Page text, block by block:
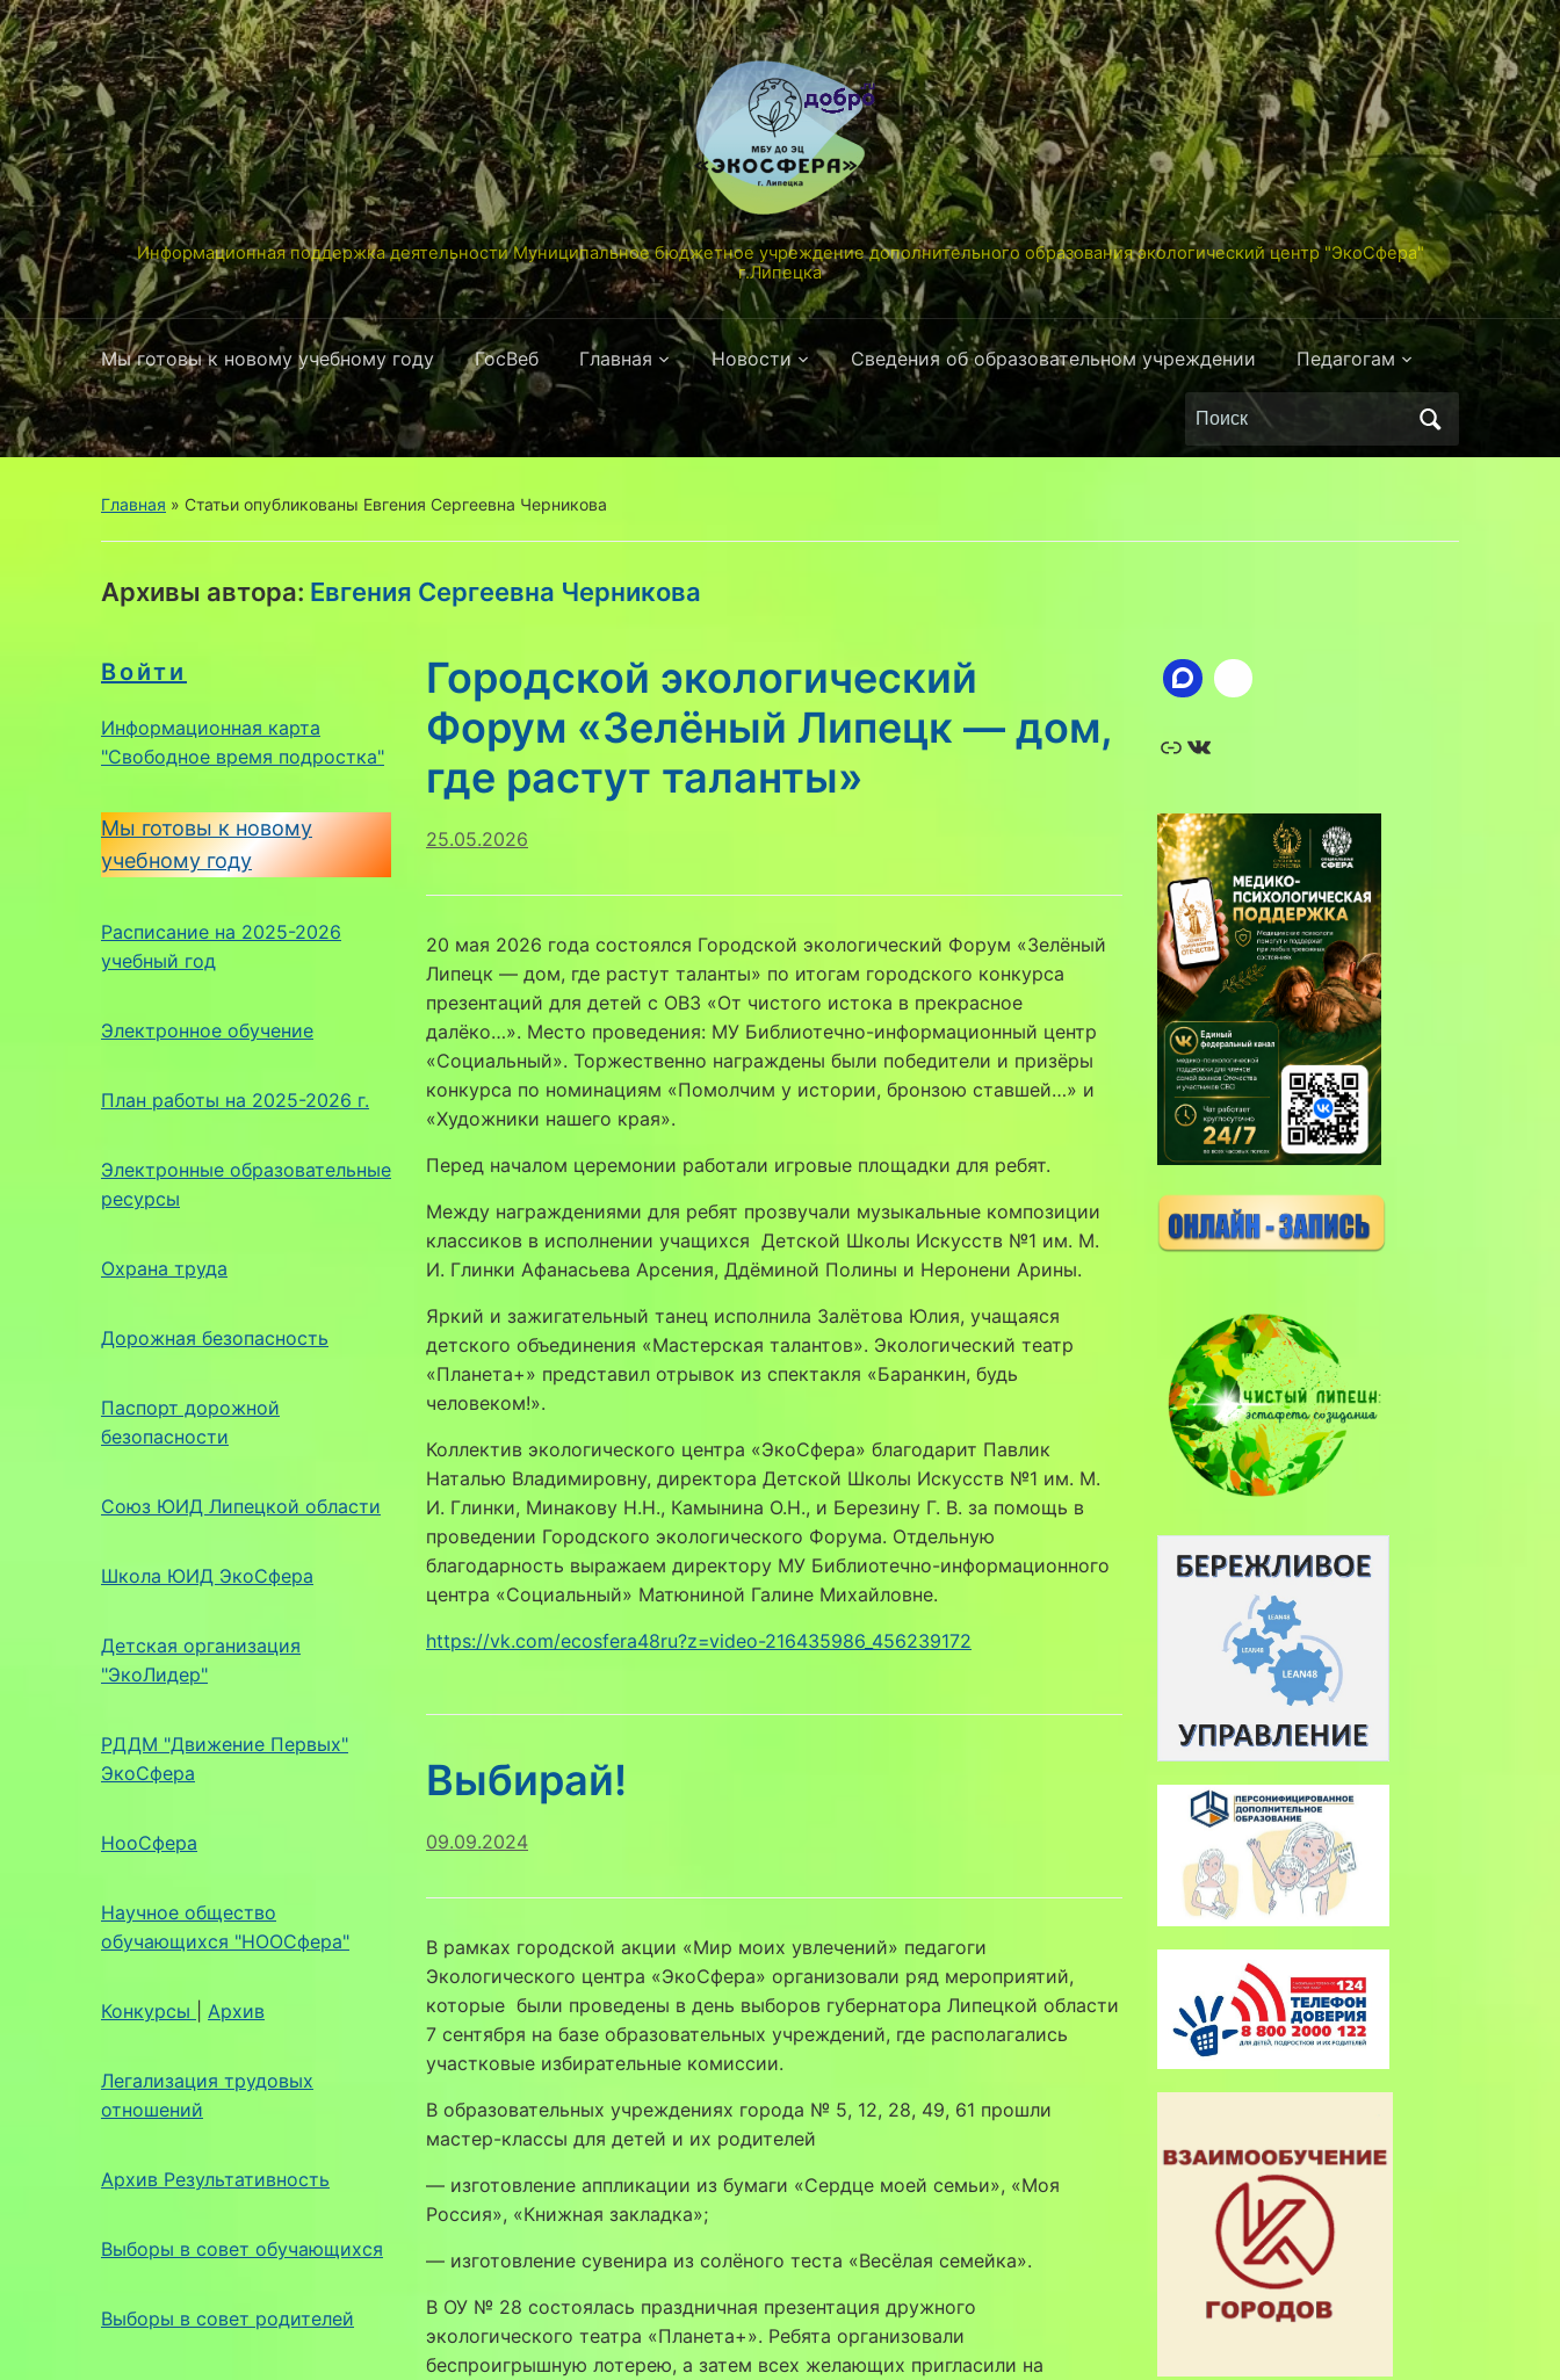
Информационная поддержка деятельности Муниципальное бюджетное учреждение дополнительного образования экологический центр "ЭкоСфера"
г.Липецка
Мы готовы к новому учебному году ГосВеб Главная Новости Сведения об образовательном учреждении Педагогам
Поиск
по:
Главная » Статьи опубликованы Евгения Сергеевна Черникова
Архивы автора: Евгения Сергеевна Черникова
Войти
Информационная карта
"Свободное время подростка"
Мы готовы к новому
учебному году
Расписание на 2025-2026
учебный год
Электронное обучение
План работы на 2025-2026 г.
Электронные образовательные
ресурсы
Охрана труда
Дорожная безопасность
Паспорт дорожной
безопасности
Союз ЮИД Липецкой области
Школа ЮИД ЭкоСфера
Детская организация
"ЭкоЛидер"
РДДМ "Движение Первых"
ЭкоСфера
НооСфера
Научное общество
обучающихся "НООСфера"
Конкурсы Архив
Легализация трудовых
отношений
Архив Результативность
Выборы в совет обучающихся
Выборы в совет родителей
Городской экологический
Форум «Зелёный Липецк — дом,
где растут таланты»
25.05.2026
20 мая 2026 года состоялся Городской экологический Форум «Зелёный
Липецк — дом, где растут таланты» по итогам городского конкурса
презентаций для детей с ОВЗ «От чистого истока в прекрасное
далёко…». Место проведения: МУ Библиотечно-информационный центр
«Социальный». Торжественно награждены были победители и призёры
конкурса по номинациям «Помолчим у истории, бронзою ставшей…» и
«Художники нашего края».
Перед началом церемонии работали игровые площадки для ребят.
Между награждениями для ребят прозвучали музыкальные композиции
классиков в исполнении учащихся Детской Школы Искусств №1 им. М.
И. Глинки Афанасьева Арсения, Ддёминой Полины и Неронени Арины.
Яркий и зажигательный танец исполнила Залётова Юлия, учащаяся
детского объединения «Мастерская талантов». Экологический театр
«Планета+» представил отрывок из спектакля «Баранкин, будь
человеком!».
Коллектив экологического центра «ЭкоСфера» благодарит Павлик
Наталью Владимировну, директора Детской Школы Искусств №1 им. М.
И. Глинки, Минакову Н.Н., Камынина О.Н., и Березину Г. В. за помощь в
проведении Городского экологического Форума. Отдельную
благодарность выражаем директору МУ Библиотечно-информационного
центра «Социальный» Матюниной Галине Михайловне.
https://vk.com/ecosfera48ru?z=video-216435986_456239172
Выбирай!
09.09.2024
В рамках городской акции «Мир моих увлечений» педагоги
Экологического центра «ЭкоСфера» организовали ряд мероприятий,
которые были проведены в день выборов губернатора Липецкой области
7 сентября на базе образовательных учреждений, где располагались
участковые избирательные комиссии.
В образовательных учреждениях города № 5, 12, 28, 49, 61 прошли
мастер-классы для детей и их родителей
— изготовление аппликации из бумаги «Сердце моей семьи», «Моя
Россия», «Книжная закладка»;
— изготовление сувенира из солёного теста «Весёлая семейка».
В ОУ № 28 состоялась праздничная презентация дружного
экологического театра «Планета+». Ребята организовали
беспроигрышную лотерею, а затем всех желающих пригласили на
Ссылка